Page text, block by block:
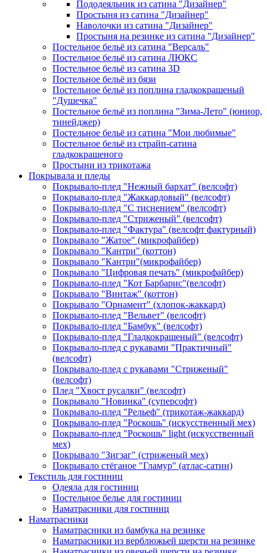
Пододеяльник из сатина "Дизайнер"
Простыня из сатина "Дизайнер"
Наволочки из сатина "Дизайнер"
Простыня на резинке из сатина "Дизайнер"
Постельное бельё из сатина "Версаль"
Постельное бельё из сатина ЛЮКС
Постельное бельё из сатина 3D
Постельное бельё из бязи
Постельное бельё из поплина гладкокрашеный
"Душечка"
Постельное бельё из поплина "Зима-Лето" (юниор,
тинейджер)
Постельное бельё из сатина "Мои любимые"
Постельное бельё из страйп-сатина
гладкокрашеного
Простыни из трикотажа
Покрывала и пледы
Покрывало-плед "Нежный бархат" (велсофт)
Покрывало-плед "Жаккардовый" (велсофт)
Покрывало-плед "С тиснением" (велсофт)
Покрывало-плед "Стриженый" (велсофт)
Покрывало-плед "Фактура" (велсофт фактурный)
Покрывало "Жатое" (микрофайбер)
Покрывало "Кантри" (коттон)
Покрывало "Кантри"(микрофайбер)
Покрывало "Цифровая печать" (микрофайбер)
Покрывало-плед "Кот Барбарис"(велсофт)
Покрывало "Винтаж" (коттон)
Покрывало "Орнамент" (хлопок-жаккард)
Покрывало-плед "Вельвет" (велсофт)
Покрывало-плед "Бамбук" (велсофт)
Покрывало-плед "Гладкокрашеный" (велсофт)
Покрывало-плед с рукавами "Практичный"
(велсофт)
Покрывало-плед с рукавами "Стриженый"
(велсофт)
Плед "Хвост русалки" (велсофт)
Покрывало "Новинка" (суперсофт)
Покрывало-плед "Рельеф" (трикотаж-жаккард)
Покрывало-плед "Роскошь" (искусственный мех)
Покрывало-плед "Роскошь" light (искусственный
мех)
Покрывало "Зигзаг" (стриженый мех)
Покрывало стёганое "Гламур" (атлас-сатин)
Текстиль для гостиниц
Одеяла для гостиниц
Постельное белье для гостиниц
Наматрасники для гостиниц
Наматрасники
Наматрасники из бамбука на резинке
Наматрасники из верблюжьей шерсти на резинке